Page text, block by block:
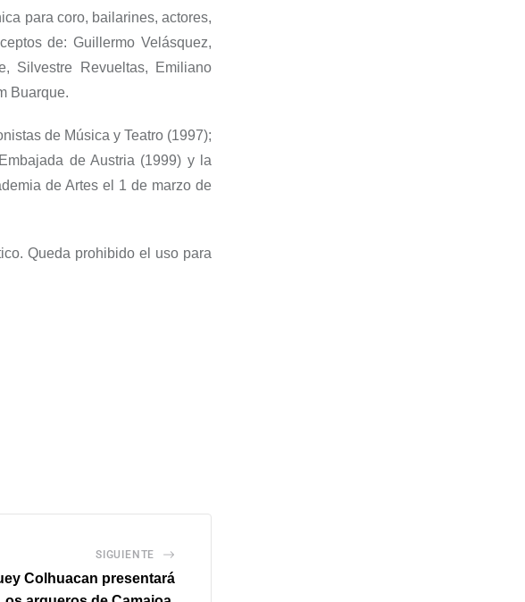
para coro, bailarines, actores,
de: Guillermo Velásquez,
Silvestre Revueltas, Emiliano
Buarque.
de Música y Teatro (1997);
de Austria (1999) y la
de Artes el 1 de marzo de
Queda prohibido el uso para
SIGUIENTE
Colhuacan presentará